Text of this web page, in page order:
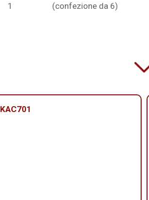
(confezione da 6)
1
KAC701